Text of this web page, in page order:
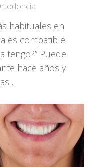
habituales en
es compatible
tengo?” Puede
hace años y